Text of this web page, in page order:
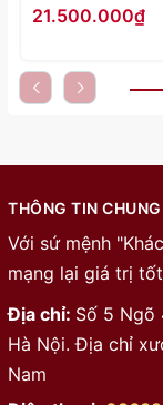
21.500.000₫
THÔNG TIN CHUNG
Với sứ mệnh
mạng lại giá trị
Địa chỉ: Số 5 Ngõ
Hà Nội. Địa chỉ
Nam